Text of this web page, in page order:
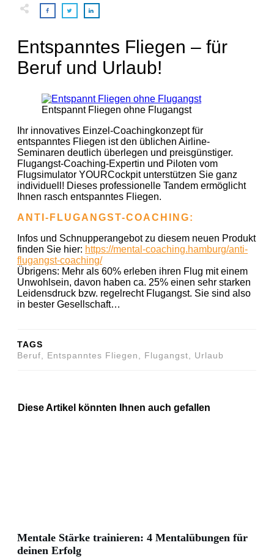
Entspanntes Fliegen – für
Beruf und Urlaub!
Entspannt Fliegen ohne Flugangst
Ihr innovatives Einzel-Coachingkonzept für
entspanntes Fliegen ist den üblichen Airline-
Seminaren deutlich überlegen und preisgünstiger.
Flugangst-Coaching-Expertin und Piloten vom
Flugsimulator YOURCockpit unterstützen Sie ganz
individuell! Dieses professionelle Tandem ermöglicht
Ihnen rasch entspanntes Fliegen.
ANTI-FLUGANGST-COACHING:
Infos und Schnupperangebot zu diesem neuen Produkt
finden Sie hier: https://mental-coaching.hamburg/anti-
flugangst-coaching/
Übrigens: Mehr als 60% erleben ihren Flug mit einem
Unwohlsein, davon haben ca. 25% einen sehr starken
Leidensdruck bzw. regelrecht Flugangst. Sie sind also
in bester Gesellschaft…
TAGS
Beruf, Entspanntes Fliegen, Flugangst, Urlaub
Diese Artikel könnten Ihnen auch gefallen
Mentale Stärke trainieren: 4 Mentalübungen für
deinen Erfolg